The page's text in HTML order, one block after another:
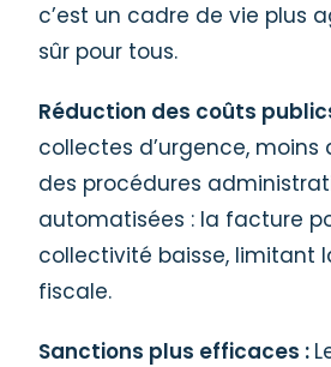
c’est un cadre de vie plus
sûr pour tous.
Réduction des coûts
collectes d’urgence,
des procédures
automatisées : la facture
collectivité baisse, limitant
fiscale.
Sanctions plus efficaces :